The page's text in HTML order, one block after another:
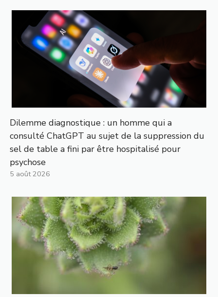
Dilemme diagnostique : un homme qui a
consulté ChatGPT au sujet de la suppression du
sel de table a fini par être hospitalisé pour
psychose
5 août 2026